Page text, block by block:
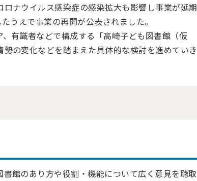
ナウイルス感染症の感染拡大も影響し事業が延期
うえで事業の再開が公表されました。
有識者などで構成する「高崎子ども図書館（仮
の変化などを踏まえた具体的な検討を進めていき
館のあり方や役割・機能について広く意見を聴取